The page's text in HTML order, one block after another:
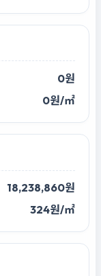
0원
0원/㎡
18,238,860원
324원/㎡